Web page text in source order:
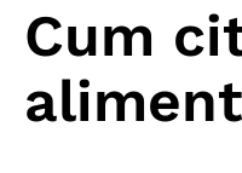
Cum